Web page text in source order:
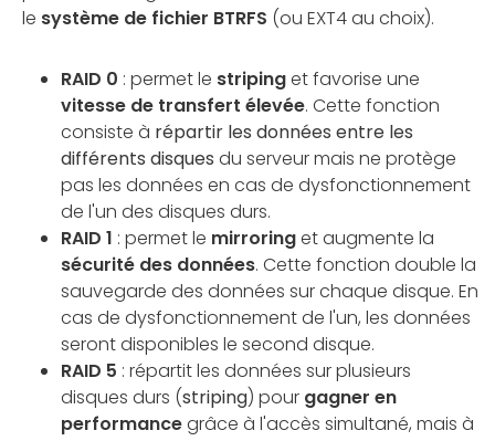
le système de fichier BTRFS (ou EXT4 au choix).
RAID 0 : permet le stripinget favorise une
vitesse de transfert élevée. Cette fonction
consiste à répartir les données entre les
différents disques du serveur mais ne protège
pas les données en cas de dysfonctionnement
de l'un des disques durs.
RAID 1 : permet le mirroringet augmente la
sécurité des données. Cette fonction double la
sauvegarde des données sur chaque disque. En
cas de dysfonctionnement de l'un, les données
seront disponibles le second disque.
RAID 5 : répartit les données sur plusieurs
disques durs (striping) pour gagner en
performancegrâce à l'accès simultané, mais à